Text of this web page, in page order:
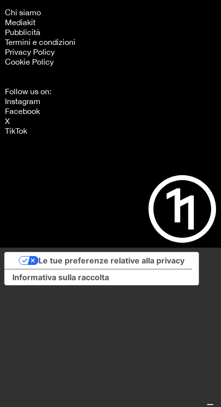
Chi siamo
Mediakit
Pubblicità
Termini e condizioni
Privacy Policy
Cookie Policy
Follow us on:
Instagram
Facebook
X
TikTok
Informativa sulla raccolta
Le tue preferenze relative alla privacy